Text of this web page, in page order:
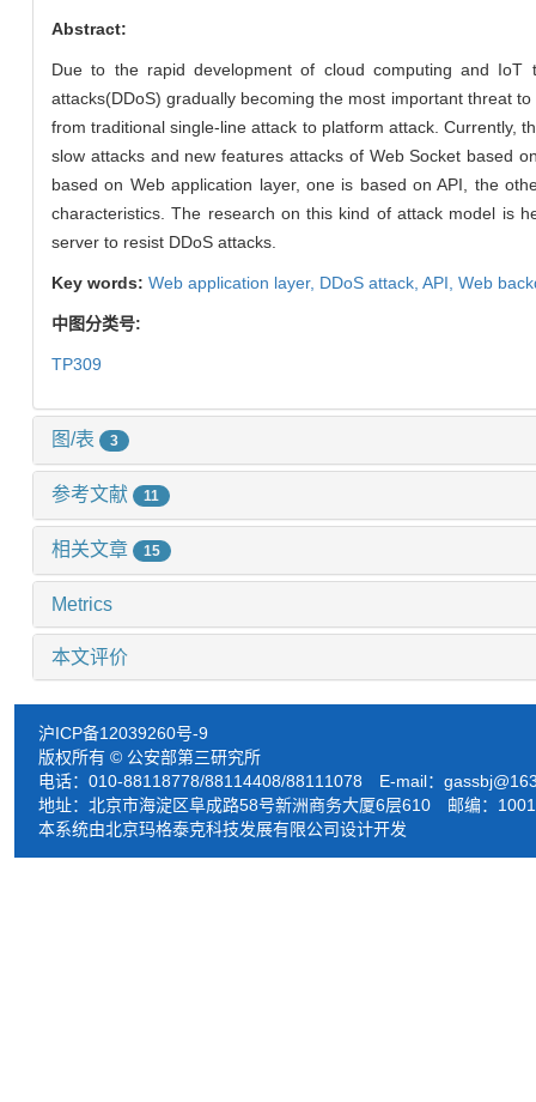
Abstract:
Due to the rapid development of cloud computing and IoT
attacks(DDoS) gradually becoming the most important threat
from traditional single-line attack to platform attack. Currently,
slow attacks and new features attacks of Web Socket based
based on Web application layer, one is based on API, the
characteristics. The research on this kind of attack model is
server to resist DDoS attacks.
Key words: Web application layer, DDoS attack, API, Web
中图分类号:
TP309
图/表 3
参考文献 11
相关文章 15
Metrics
本文评价
沪ICP备12039260号-9
版权所有 © 公安部第三研究所
电话：010-88118778/88114408/88111078 E-mail：
地址：北京市海淀区阜成路58号新洲商务大厦6层610 邮编：
本系统由北京玛格泰克科技发展有限公司设计开发